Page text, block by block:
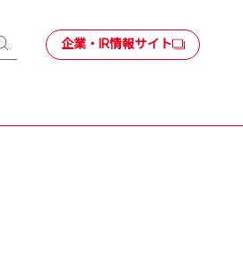
検
企業・IR情報サイト